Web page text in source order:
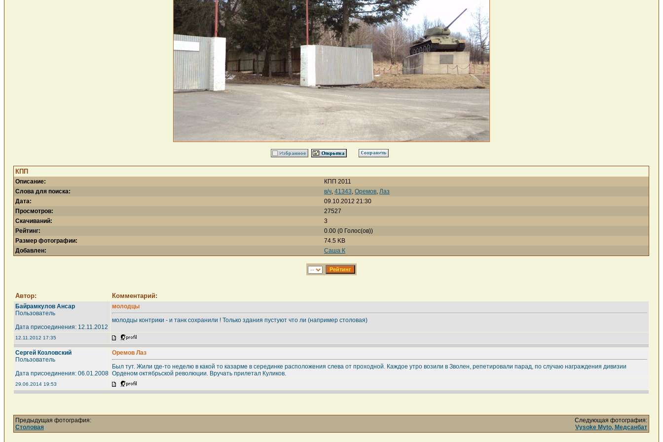
КПП
Описание:
КПП 2011
Слова для поиска:
в/ч, 41343, Оремов, Лаз
Дата:
09.10.2012 21:30
Просмотров:
27527
Скачиваний:
3
Рейтинг:
0.00 (0 Голос(ов))
Размер фотографии:
74.5 KB
Добавлен:
Саша К
Автор: Комментарий:
Байрамкулов Ансар
Пользователь
Дата присоединения: 12.11.2012
молодцы
молодцы контрики - и танк сохранили ! Только здания пустуют что ли (например столовая)
12.11.2012 17:35
Сергей Козловский
Пользователь
Дата присоединения: 06.01.2008
Оремов Лаз
Был тут. Жили где-то неделю в какой то казарме в серединке расположения слева от проходной. Каждое утро возили в Зволен, репетировали парад, по случаю награждения дивизии
Орденом октябрьской революции. Вручать прилетал Куликов.
29.06.2014 19:53
Предыдущая фотография:
Столовая
Следующая фотография:
Vysoke Myto, Медсанбат